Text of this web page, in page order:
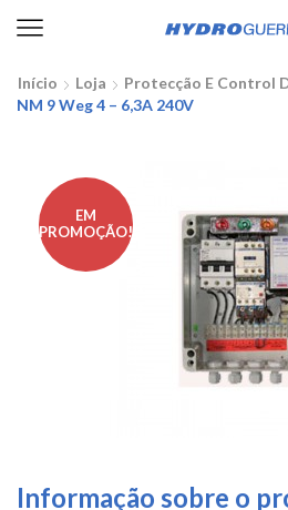
Início Loja
Protecção E Control
NM 9 Weg 4 – 6,3A 240V
EM
PROMOÇÃO!
Informação sobre o